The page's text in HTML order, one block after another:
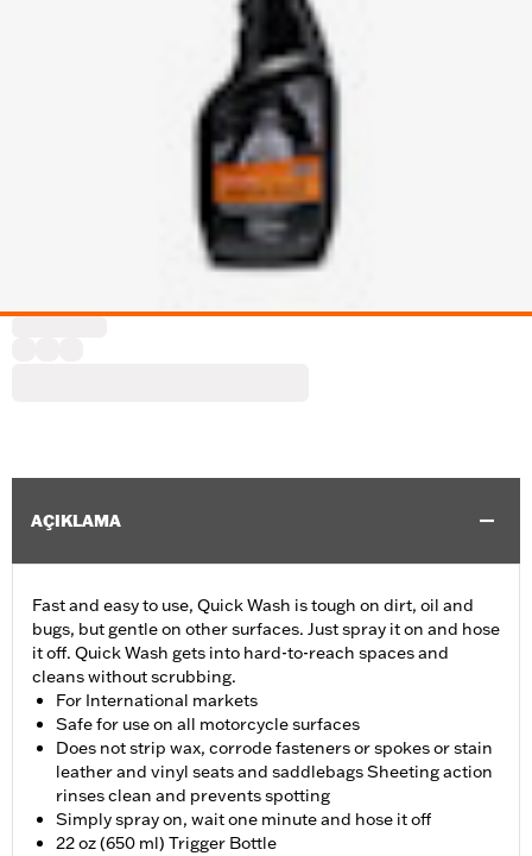
AÇIKLAMA
Fast and easy to use, Quick Wash is tough on dirt, oil and
bugs, but gentle on other surfaces. Just spray it on and hose
it off. Quick Wash gets into hard-to-reach spaces and
cleans without scrubbing.
For International markets
Safe for use on all motorcycle surfaces
Does not strip wax, corrode fasteners or spokes or stain
leather and vinyl seats and saddlebags Sheeting action
rinses clean and prevents spotting
Simply spray on, wait one minute and hose it off
22 oz (650 ml) Trigger Bottle